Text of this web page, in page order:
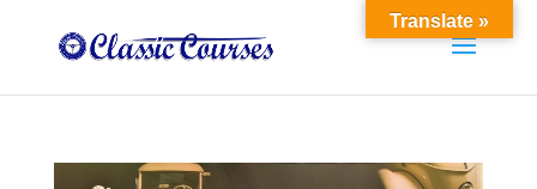
Translate »